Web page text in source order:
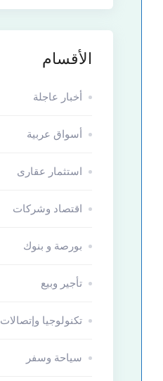
الأقسام
أخبار عاجلة
أسواق عربية
استثمار عقارى
اقتصاد وشركات
بورصة و بنوك
تأجير وبيع
تكنولوجيا وإتصالات
سياحة وسفر